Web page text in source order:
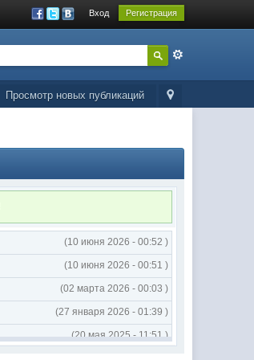
Вход Регистрация
Просмотр новых публикаций
(10 июня 2026 - 00:52 )
(10 июня 2026 - 00:51 )
(02 марта 2026 - 00:03 )
(27 января 2026 - 01:39 )
(20 мая 2025 - 11:51 )